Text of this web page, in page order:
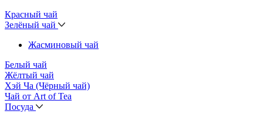
Красный чай
Зелёный чай
Жасминовый чай
Белый чай
Жёлтый чай
Хэй Ча (Чёрный чай)
Чай от Art of Tea
Посуда